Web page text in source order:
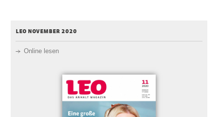
leo november 2020
Online lesen